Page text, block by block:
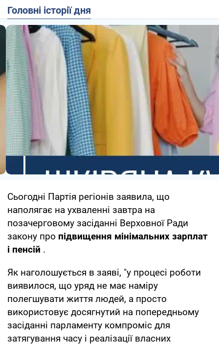
Головні історії дня
Сьогодні Партія регіонів заявила, що
наполягає на ухваленні завтра на
позачерговому засіданні Верховної Ради
закону про підвищення мінімальних зарплат
і пенсій .
Як наголошується в заяві, "у процесі роботи
виявилося, що уряд не має наміру
полегшувати життя людей, а просто
використовує досягнутий на попередньому
засіданні парламенту компроміс для
затягування часу і реалізації власних